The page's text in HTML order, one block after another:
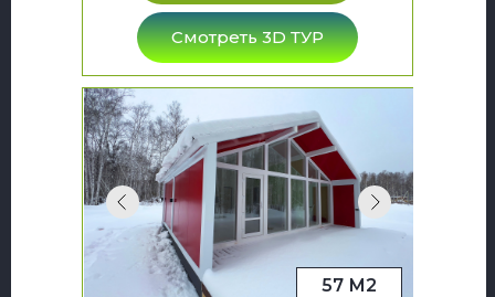
57 М2
Смотреть 3D ТУР